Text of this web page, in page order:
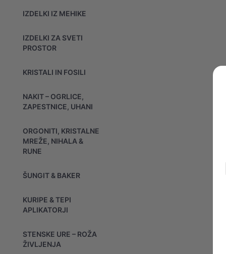
IZDELKI IZ MEHIKE
IZDELKI ZA SVETI
PROSTOR
KRISTALI IN FOSILI
NAKIT – OGRLICE,
ZAPESTNICE, UHANI
ORGONITI, KRISTALNE
MREŽE, NIHALA &
RUNE
ŠUNGIT & BAKER
KURIPE & TEPI
APLIKATORJI
STENSKE URE – ROŽA
ŽIVLJENJA